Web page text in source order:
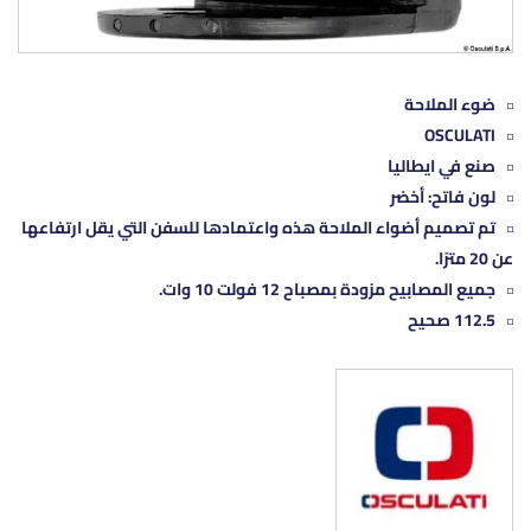
ضوء الملاحة
OSCULATI
صنع في ايطاليا
لون فاتح: أخضر
تم تصميم أضواء الملاحة هذه واعتمادها للسفن التي يقل ارتفاعها
عن 20 مترًا.
جميع المصابيح مزودة بمصباح 12 فولت 10 وات.
112.5 صحيح